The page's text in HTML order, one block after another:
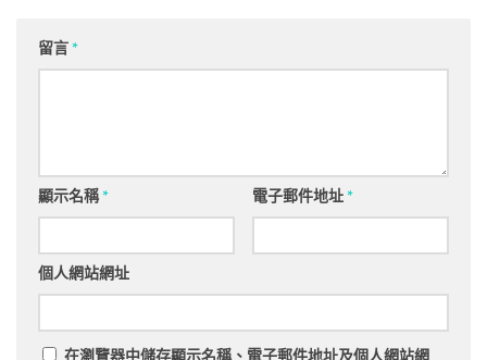
留言*
顯示名稱* 電子郵件地址*
個人網站網址